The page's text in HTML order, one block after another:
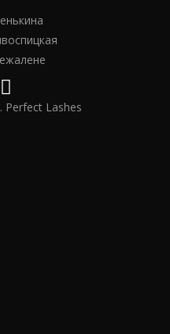
Perfect Lashes